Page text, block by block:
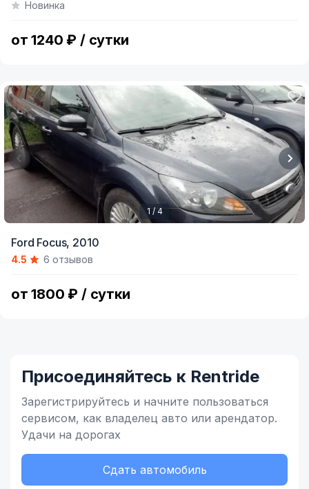
Новинка
от 1240 ₽ / сутки
of
1 / 4
Ford Focus, 2010
4.5 6 отзывов
от 1800 ₽ / сутки
Присоединяйтесь к Rentride
Зарегистрируйтесь и начните пользоваться
сервисом, как владелец авто или арендатор.
Удачи на дорогах
Сдать автомобиль